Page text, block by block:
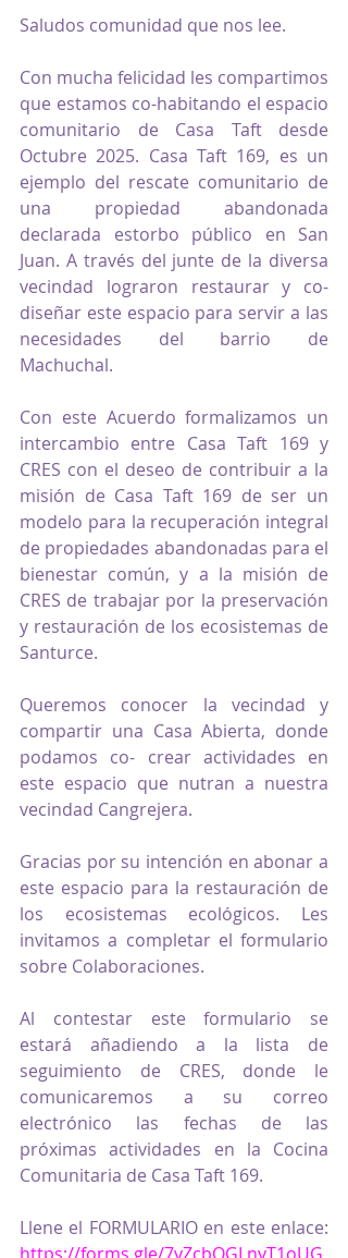
Saludos comunidad que nos lee.
Con mucha felicidad les compartimos
que estamos co-habitando el espacio
comunitario de Casa Taft desde
Octubre 2025. Casa Taft 169, es un
ejemplo del rescate comunitario de
una propiedad abandonada
declarada estorbo público en San
Juan. A través del junte de la diversa
vecindad lograron restaurar y co-
diseñar este espacio para servir a las
necesidades del barrio de
Machuchal.
Con este Acuerdo formalizamos un
intercambio entre Casa Taft 169 y
CRES con el deseo de contribuir a la
misión de Casa Taft 169 de ser un
modelo para la recuperación integral
de propiedades abandonadas para el
bienestar común, y a la misión de
CRES de trabajar por la preservación
y restauración de los ecosistemas de
Santurce.
Queremos conocer la vecindad y
compartir una Casa Abierta, donde
podamos co- crear actividades en
este espacio que nutran a nuestra
vecindad Cangrejera.
Gracias por su intención en abonar a
este espacio para la restauración de
los ecosistemas ecológicos. Les
invitamos a completar el formulario
sobre Colaboraciones.
Al contestar este formulario se
estará añadiendo a la lista de
seguimiento de CRES, donde le
comunicaremos a su correo
electrónico las fechas de las
próximas actividades en la Cocina
Comunitaria de Casa Taft 169.